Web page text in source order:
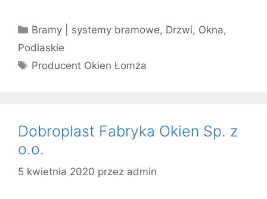
Kategorie
Bramy | systemy bramowe, Drzwi, Okna,
Podlaskie
Tagi
Producent Okien Łomża
Dobroplast Fabryka Okien Sp. z
o.o.
5 kwietnia 2020 przez admin